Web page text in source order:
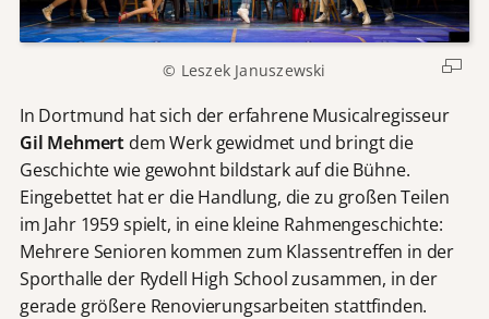
© Leszek Januszewski
In Dortmund hat sich der erfahrene Musicalregisseur
Gil Mehmert dem Werk gewidmet und bringt die
Geschichte wie gewohnt bildstark auf die Bühne.
Eingebettet hat er die Handlung, die zu großen Teilen
im Jahr 1959 spielt, in eine kleine Rahmengeschichte:
Mehrere Senioren kommen zum Klassentreffen in der
Sporthalle der Rydell High School zusammen, in der
gerade größere Renovierungsarbeiten stattfinden.